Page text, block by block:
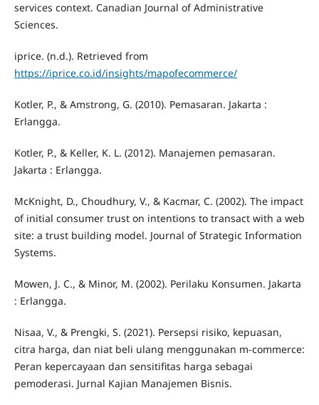
services context. Canadian Journal of Administrative
Sciences.
iprice. (n.d.). Retrieved from
https://iprice.co.id/insights/mapofecommerce/
Kotler, P., & Amstrong, G. (2010). Pemasaran. Jakarta :
Erlangga.
Kotler, P., & Keller, K. L. (2012). Manajemen pemasaran.
Jakarta : Erlangga.
McKnight, D., Choudhury, V., & Kacmar, C. (2002). The impact
of initial consumer trust on intentions to transact with a web
site: a trust building model. Journal of Strategic Information
Systems.
Mowen, J. C., & Minor, M. (2002). Perilaku Konsumen. Jakarta
: Erlangga.
Nisaa, V., & Prengki, S. (2021). Persepsi risiko, kepuasan,
citra harga, dan niat beli ulang menggunakan m-commerce:
Peran kepercayaan dan sensitifitas harga sebagai
pemoderasi. Jurnal Kajian Manajemen Bisnis.